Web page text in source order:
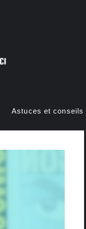
Astuces et conseils